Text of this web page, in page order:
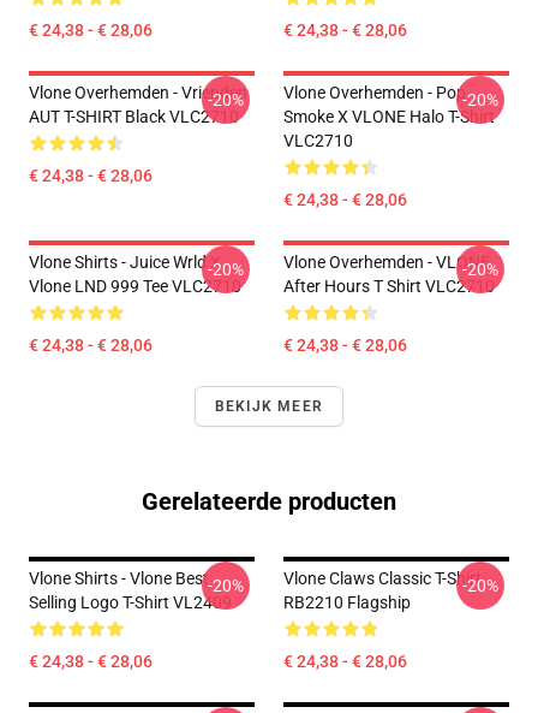
€ 24,38 - € 28,06 € 24,38 - € 28,06
Vlone Overhemden - Vrienden
AUT T-SHIRT Black VLC2710
€ 24,38 - € 28,06
-20%
Vlone Overhemden - Pop
Smoke X VLONE Halo T-Shirt
VLC2710
€ 24,38 - € 28,06
-20%
Vlone Shirts - Juice Wrld X
Vlone LND 999 Tee VLC2710
€ 24,38 - € 28,06
-20%
Vlone Overhemden - VLONE
After Hours T Shirt VLC2710
€ 24,38 - € 28,06
-20%
BEKIJK MEER
Gerelateerde producten
Vlone Shirts - Vlone Best
Selling Logo T-Shirt VL2409
€ 24,38 - € 28,06
-20%
Vlone Claws Classic T-Shirt
RB2210 Flagship
€ 24,38 - € 28,06
-20%